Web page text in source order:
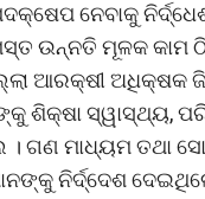
ନେବାକୁ
ଉନ୍ନତି ମୂଳକ
ଆରକ୍ଷୀ ଅଧିକ୍ଷକ
ଶିକ୍ଷା ସ୍ୱାସ୍ଥ୍ୟ,
ଗଣ ମାଧ୍ୟମ ତଥା
ନିର୍ଦ୍ଦେଶ